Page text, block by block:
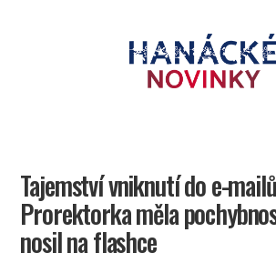
Tajemství vniknutí do e-
Prorektorka měla
nosil na flashce